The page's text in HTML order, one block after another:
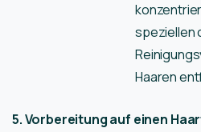
speziellen
Haaren
5. Vorbereitung auf einen